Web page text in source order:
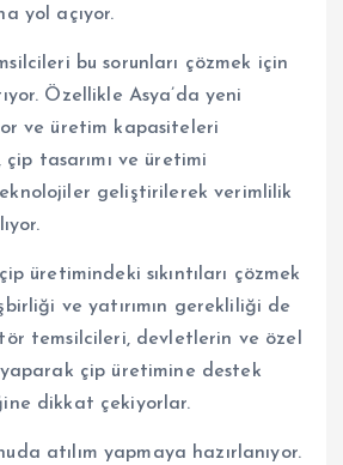
yol açıyor.
bu sorunları çözmek için
Özellikle Asya’da yeni
ve üretim kapasiteleri
çip tasarımı ve üretimi
geliştirilerek verimlilik
üretimindeki sıkıntıları çözmek
ve yatırımın gerekliliği de
temsilcileri, devletlerin ve özel
çip üretimine destek
dikkat çekiyorlar.
atılım yapmaya hazırlanıyor.